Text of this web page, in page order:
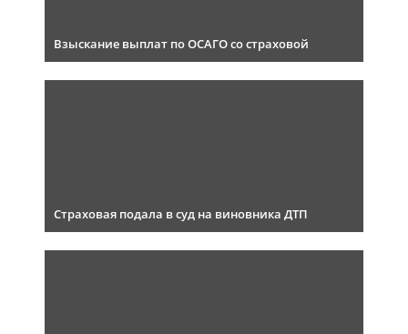
Взыскание выплат по ОСАГО со страховой
Страховая подала в суд на виновника ДТП